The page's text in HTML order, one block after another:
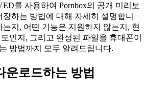
를 사용하여 Pornbox의 공개 미리보
하는 방법에 대해 자세히 설명합니
지, 어떤 기능은 지원하지 않는지, 현
인지, 그리고 완성된 파일을 휴대폰이
방법까지 모두 알려드립니다.
운로드하는 방법